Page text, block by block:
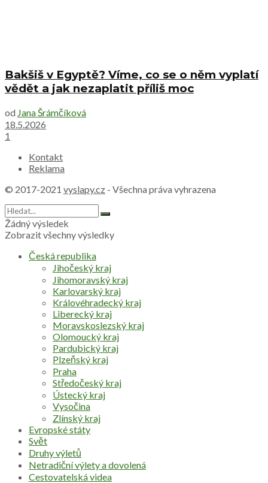
Bakšiš v Egyptě? Víme, co se o něm vyplatí
vědět a jak nezaplatit příliš moc
od Jana Šrámčíková
18.5.2026
1
Kontakt
Reklama
© 2017-2021 vyslapy.cz - Všechna práva vyhrazena
Žádný výsledek
Zobrazit všechny výsledky
Česká republika
Jihočeský kraj
Jihomoravský kraj
Karlovarský kraj
Královéhradecký kraj
Liberecký kraj
Moravskoslezský kraj
Olomoucký kraj
Pardubický kraj
Plzeňský kraj
Praha
Středočeský kraj
Ústecký kraj
Vysočina
Zlínský kraj
Evropské státy
Svět
Druhy výletů
Netradiční výlety a dovolená
Cestovatelská videa